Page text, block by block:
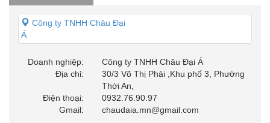
Công ty TNHH Châu Đại
Á
Doanh nghiệp:
Công ty TNHH Châu Đại Á
Địa chỉ:
30/3 Võ Thị Phải ,Khu phố 3, Phường
Thới An,
Điện thoại:
0932.76.90.97
Gmail:
chaudaia.mn@gmail.com